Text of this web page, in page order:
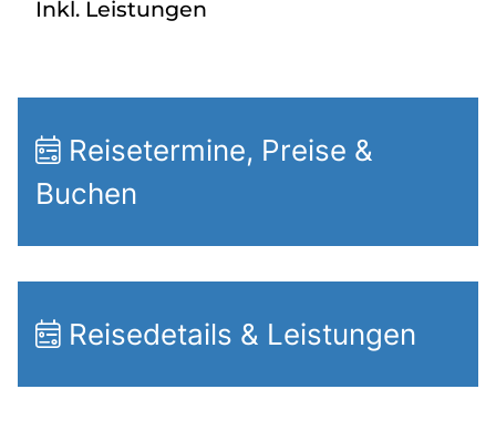
Inkl. Leistungen
Reisetermine, Preise &
Buchen
Reisedetails & Leistungen